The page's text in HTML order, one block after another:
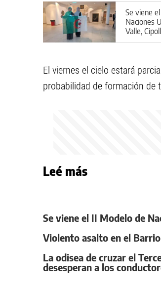
Se viene
Naciones
Valle,
detalles
El viernes el cielo estará
probabilidad de formación de
Leé más
Se viene el II Modelo de
Violento asalto en el
La odisea de cruzar el
desesperan a los